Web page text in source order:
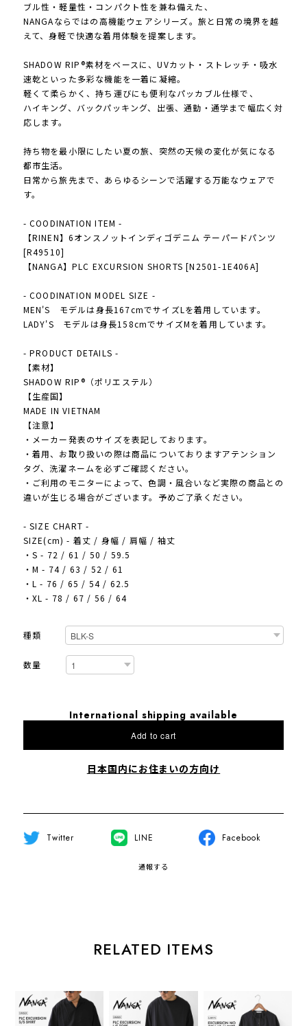
ブル性・軽量性・コンパクト性を兼ね備えた、
NANGAならではの高機能ウェアシリーズ。旅と日常の境界を越
えて、身軽で快適な着用体験を提案します。
SHADOW RIP®素材をベースに、UVカット・ストレッチ・吸水
速乾といった多彩な機能を一着に凝縮。
軽くて柔らかく、持ち運びにも便利なパッカブル仕様で、
ハイキング、バックパッキング、出張、通勤・通学まで幅広く対
応します。
持ち物を最小限にしたい夏の旅、突然の天候の変化が気になる
都市生活。
日常から旅先まで、あらゆるシーンで活躍する万能なウェアで
す。
- COODINATION ITEM -
【RINEN】6オンスノットインディゴデニム テーパードパンツ
[R49510]
【NANGA】PLC EXCURSION SHORTS [N2501-1E406A]
- COODINATION MODEL SIZE -
MEN'S モデルは身長167cmでサイズLを着用しています。
LADY'S モデルは身長158cmでサイズMを着用しています。
- PRODUCT DETAILS -
【素材】
SHADOW RIP®（ポリエステル）
【生産国】
MADE IN VIETNAM
【注意】
・メーカー発表のサイズを表記しております。
・着用、お取り扱いの際は商品についておりますアテンション
タグ、洗濯ネームを必ずご確認ください。
・ご利用のモニターによって、色調・風合いなど実際の商品との
違いが生じる場合がございます。予めご了承ください。
- SIZE CHART -
SIZE(cm) - 着丈 / 身幅 / 肩幅 / 袖丈
・S - 72 / 61 / 50 / 59.5
・M - 74 / 63 / 52 / 61
・L - 76 / 65 / 54 / 62.5
・XL - 78 / 67 / 56 / 64
種類
数量
International shipping available
Add to cart
日本国内にお住まいの方向け
Twitter LINE Facebook
通報する
RELATED ITEMS